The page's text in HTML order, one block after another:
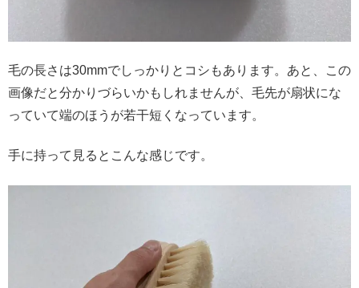
毛の長さは30mmでしっかりとコシもあります。あと、この
画像だと分かりづらいかもしれませんが、毛先が扇状にな
っていて端のほうが若干短くなっています。
手に持って見るとこんな感じです。